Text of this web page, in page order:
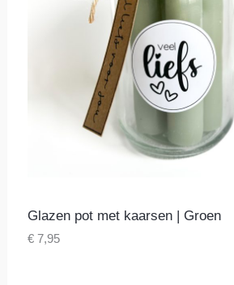
Glazen pot met kaarsen | Groen
€ 7,95